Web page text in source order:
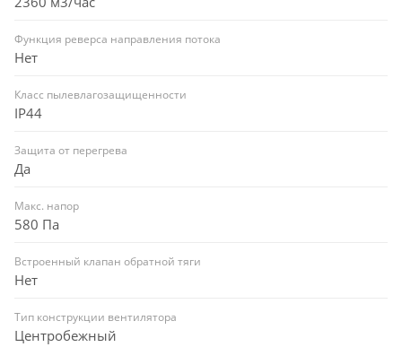
Функция реверса направления потока
Нет
Класс пылевлагозащищенности
IP44
Защита от перегрева
Да
Макс. напор
580 Па
Встроенный клапан обратной тяги
Нет
Тип конструкции вентилятора
Центробежный